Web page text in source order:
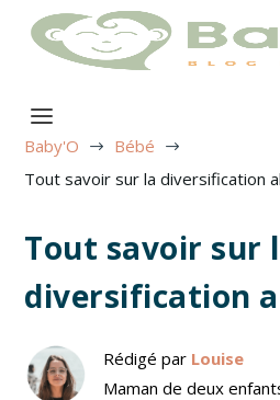
Baby'O $ Bébé $
Tout savoir sur la diversification
Tout savoir sur
diversification
Rédigé par Louise
Maman de deux